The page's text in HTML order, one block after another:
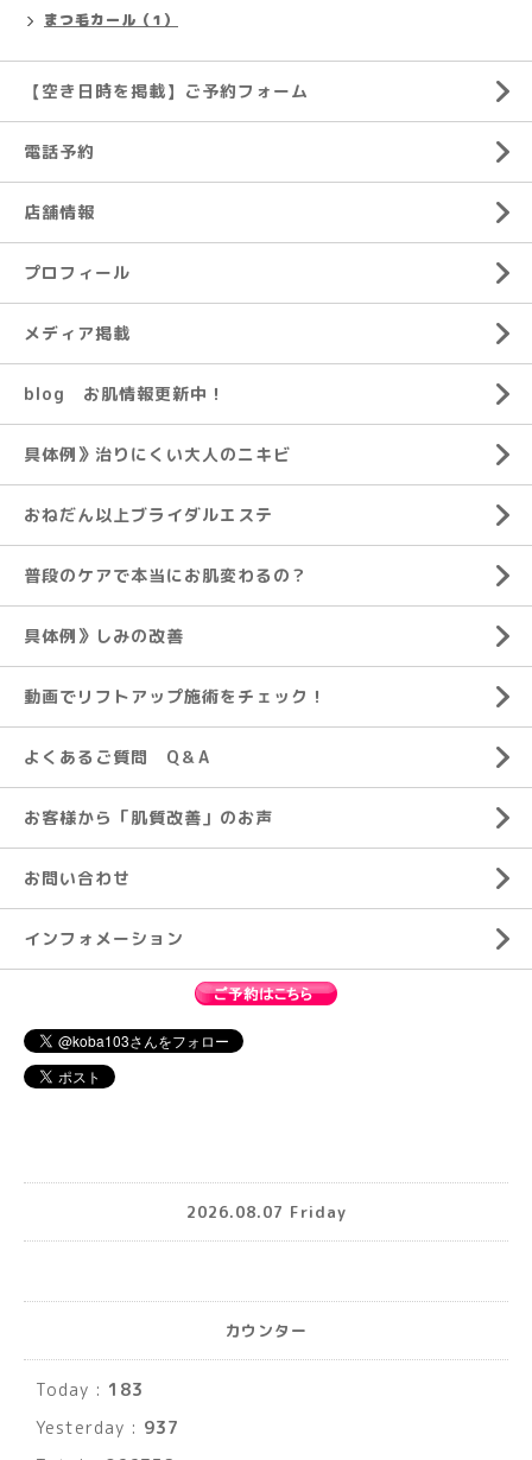
まつ毛カール（1）
【空き日時を掲載】ご予約フォーム
電話予約
店舗情報
プロフィール
メディア掲載
blog お肌情報更新中！
具体例》治りにくい大人のニキビ
おねだん以上ブライダルエステ
普段のケアで本当にお肌変わるの？
具体例》しみの改善
動画でリフトアップ施術をチェック！
よくあるご質問 Q＆A
お客様から「肌質改善」のお声
お問い合わせ
インフォメーション
2026.08.07 Friday
カウンター
Today : 183
Yesterday : 937